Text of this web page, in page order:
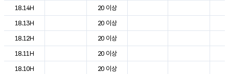
18.14H
20 이상
18.13H
20 이상
18.12H
20 이상
18.11H
20 이상
18.10H
20 이상